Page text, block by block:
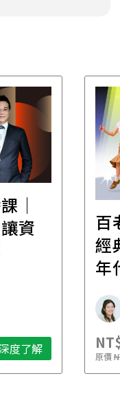
│
資
度了解
百
經
年
原價